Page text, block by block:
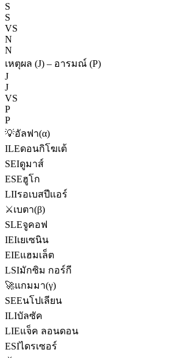
S
S
VS
N
N
เหตุผล (J) – อารมณ์ (P)
J
J
VS
P
P
💡อัลฟา(α)
ILEดอนกิโฆเต้
SEIดูมาส์
ESEฮูโก
LIIรอเบสปีแอร์
⚔️เบตา(β)
SLEจูคอฟ
IEIเยเซนิน
EIEแฮมเล็ต
LSIมักซิม กอร์กี
🚀แกมมา(γ)
SEEนโปเลียน
ILIบัลซัค
LIEแจ็ค ลอนดอน
ESIไดรเซอร์